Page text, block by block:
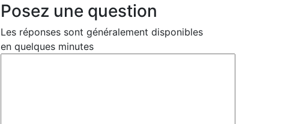
Posez une question
Les réponses sont généralement disponibles
en quelques minutes